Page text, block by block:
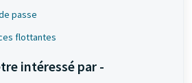
passe
flottantes
intéressé par -